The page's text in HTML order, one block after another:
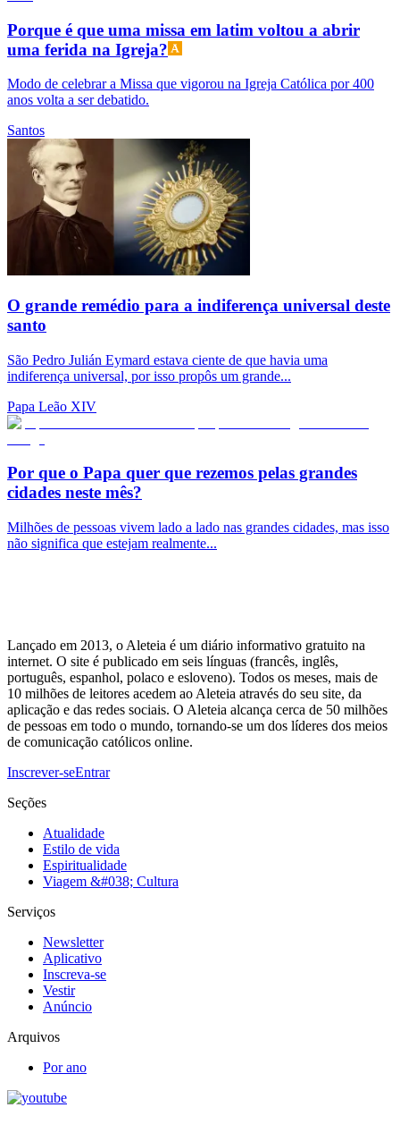
Porque é que uma missa em latim voltou a abrir
uma ferida na Igreja?
Modo de celebrar a Missa que vigorou na Igreja Católica por 400
anos volta a ser debatido.
Santos
O grande remédio para a indiferença universal deste
santo
São Pedro Julián Eymard estava ciente de que havia uma
indiferença universal, por isso propôs um grande...
Papa Leão XIV
Por que o Papa quer que rezemos pelas grandes
cidades neste mês?
Milhões de pessoas vivem lado a lado nas grandes cidades, mas isso
não significa que estejam realmente...
Lançado em 2013, o Aleteia é um diário informativo gratuito na
internet. O site é publicado em seis línguas (francês, inglês,
português, espanhol, polaco e esloveno). Todos os meses, mais de
10 milhões de leitores acedem ao Aleteia através do seu site, da
aplicação e das redes sociais. O Aleteia alcança cerca de 50 milhões
de pessoas em todo o mundo, tornando-se um dos líderes dos meios
de comunicação católicos online.
Inscrever-seEntrar
Seções
Atualidade
Estilo de vida
Espiritualidade
Viagem &#038; Cultura
Serviços
Newsletter
Aplicativo
Inscreva-se
Vestir
Anúncio
Arquivos
Por ano